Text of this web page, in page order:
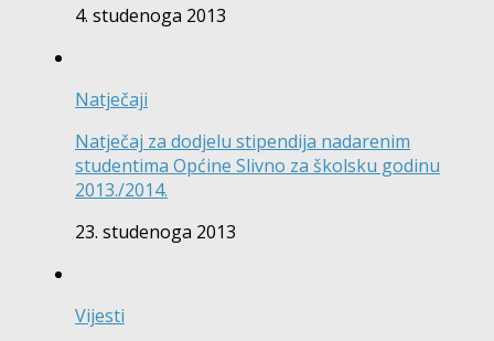
4. studenoga 2013
Natječaji
Natječaj za dodjelu stipendija nadarenim
studentima Općine Slivno za školsku godinu
2013./2014.
23. studenoga 2013
Vijesti